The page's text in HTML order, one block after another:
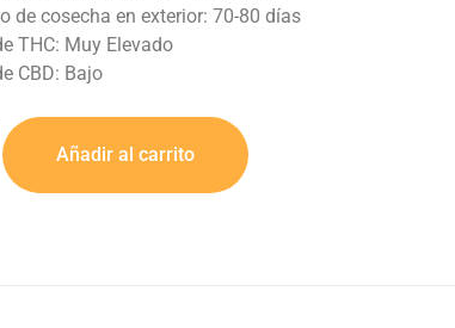
de cosecha en exterior: 70-80 días
THC: Muy Elevado
CBD: Bajo
Añadir al carrito